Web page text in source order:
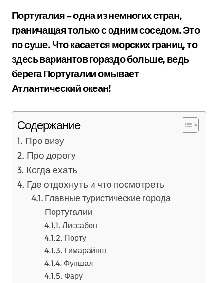
Португалия – одна из немногих стран,
граничащая только с одним соседом. Это
по суше. Что касается морских границ, то
здесь вариантов гораздо больше, ведь
берега Португалии омывает
Атлантический океан!
Содержание
Про визу
Про дорогу
Когда ехать
Где отдохнуть и что посмотреть
Главные туристические города
Португалии
Лиссабон
Порту
Гимарайнш
Фуншал
Фару